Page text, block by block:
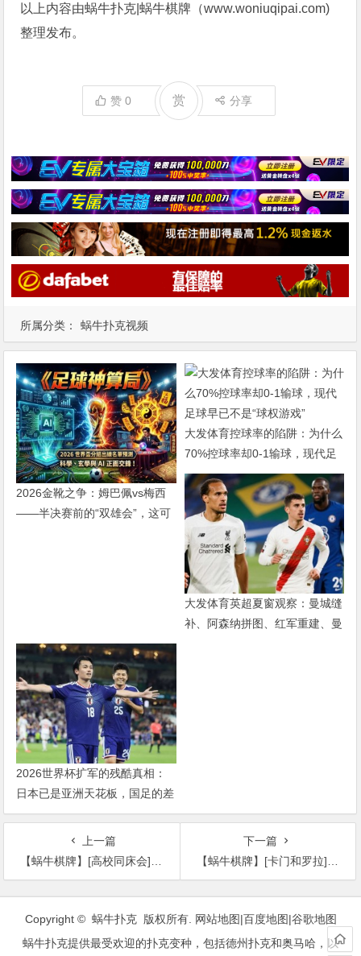
所属分类： 蜗牛扑克视频
以上内容由蜗牛扑克|蜗牛棋牌（www.woniuqipai.com)
整理发布。
赞0 赏 分享
2026金靴之争：姆巴佩vs梅西
——半决赛前的“双雄会”，这可
大发体育控球率的陷阱：为什么
70%控球率却0-1输球，现代足
球早已不是“球权游戏”
大发体育英超夏窗观察：曼城缝
补、阿森纳拼图、红军重建、曼
2026世界杯扩军的残酷真相：
日本已是亚洲天花板，国足的差
距远不止几个名额
上一篇
【蜗牛棋牌】[高校同床会][HD-MP4/1.2G][韩语中字][720P][花岛瑞江主演超诱惑伦理大片]
下一篇
【蜗牛棋牌】[卡门和罗拉][DVD-MP4/1.5G][中文字幕][IMDB7.3高分女同爱情电影]
文
Copyright © 蜗牛扑克 版权所有. 网站地图|百度地图|谷歌地图
蜗牛扑克提供最受欢迎的扑克变种，包括德州扑克和奥马哈，以